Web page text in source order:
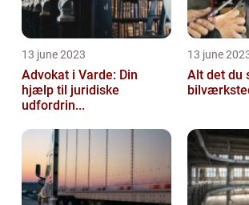
13 june 2023
Advokat i Varde: Din
hjælp til juridiske
udfordrin...
13 june
Alt det du